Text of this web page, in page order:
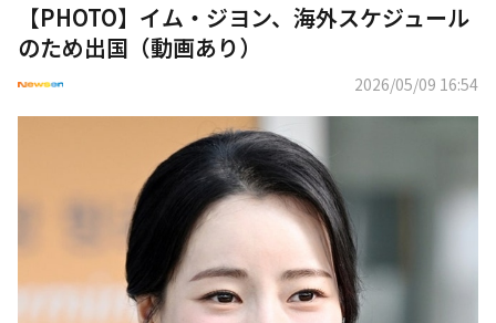
【PHOTO】イム・ジヨン、海外スケジュール
のため出国（動画あり）
2026/05/09 16:54